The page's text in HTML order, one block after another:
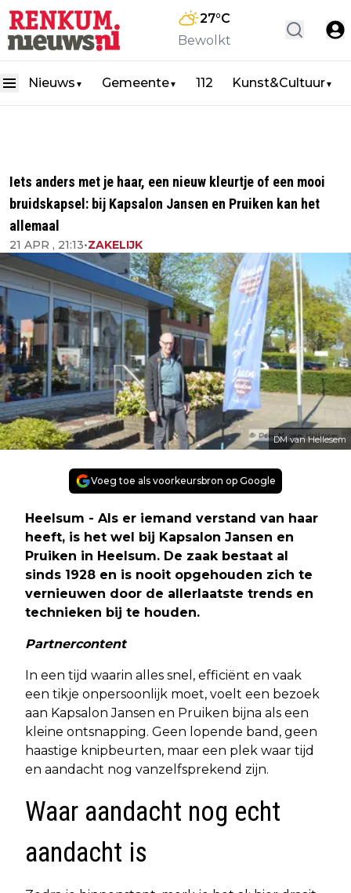
27°C
Bewolkt
Nieuws ▼ Gemeente▼ 112 Kunst&Cultuur▼
Iets anders met je haar, een nieuw kleurtje of een mooi
bruidskapsel: bij Kapsalon Jansen en Pruiken kan het
allemaal
21 APR , 21:13•ZAKELIJK
DM van Hellesem
Voeg toe als voorkeursbron op Google
Heelsum - Als er iemand verstand van haar
heeft, is het wel bij Kapsalon Jansen en
Pruiken in Heelsum. De zaak bestaat al
sinds 1928 en is nooit opgehouden zich te
vernieuwen door de allerlaatste trends en
technieken bij te houden.
Partnercontent
In een tijd waarin alles snel, efficiënt en vaak
een tikje onpersoonlijk moet, voelt een bezoek
aan Kapsalon Jansen en Pruiken bijna als een
kleine ontsnapping. Geen lopende band, geen
haastige knipbeurten, maar een plek waar tijd
en aandacht nog vanzelfsprekend zijn.
Waar aandacht nog echt
aandacht is